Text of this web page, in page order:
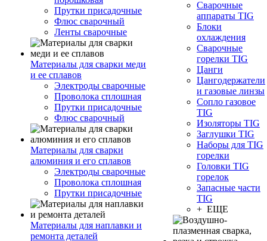
Прутки присадочные
Флюс сварочный
Ленты сварочные
Материалы для сварки меди
и ее сплавов
Электроды сварочные
Проволока сплошная
Прутки присадочные
Флюс сварочный
Материалы для сварки
алюминия и его сплавов
Электроды сварочные
Проволока сплошная
Прутки присадочные
Материалы для наплавки и
ремонта деталей
Сварочные
аппараты TIG
Блоки
охлаждения
Сварочные
горелки TIG
Цанги
Цангодержатели
и газовые линзы
Сопло газовое
TIG
Изоляторы TIG
Заглушки TIG
Наборы для TIG
горелки
Головки TIG
горелок
Запасные части
TIG
+ ЕЩЕ